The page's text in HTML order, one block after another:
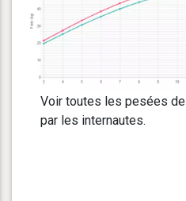
Voir toutes les pesées de
par les internautes.